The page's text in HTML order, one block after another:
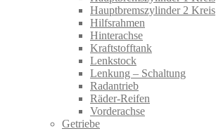
Hauptbremszylinder 2 Kreis
Hilfsrahmen
Hinterachse
Kraftstofftank
Lenkstock
Lenkung – Schaltung
Radantrieb
Räder-Reifen
Vorderachse
Getriebe